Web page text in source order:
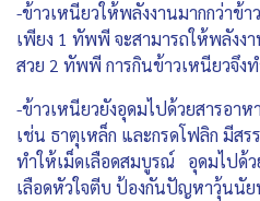
-ข้าวเหนียวให้พลังงานมากกว่าข้า
เพียง 1 ทัพพี จะสามารถให้พลังง
สวย 2 ทัพพี การกินข้าวเหนียวจึง
-ข้าวเหนียวยังอุดมไปด้วยสารอา
เช่น ธาตุเหล็ก และกรดโฟลิก มีสร
ทำให้เม็ดเลือดสมบูรณ์ อุดมไปด้
เลือดหัวใจตีบ ป้องกันปัญหาวุ้นนัย